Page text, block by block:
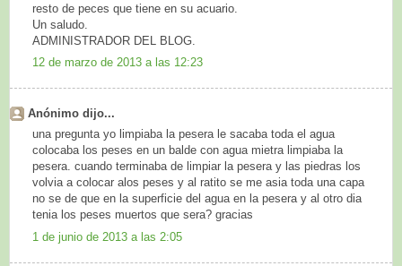
resto de peces que tiene en su acuario.
Un saludo.
ADMINISTRADOR DEL BLOG.
12 de marzo de 2013 a las 12:23
Anónimo dijo...
una pregunta yo limpiaba la pesera le sacaba toda el agua
colocaba los peses en un balde con agua mietra limpiaba la
pesera. cuando terminaba de limpiar la pesera y las piedras los
volvia a colocar alos peses y al ratito se me asia toda una capa
no se de que en la superficie del agua en la pesera y al otro dia
tenia los peses muertos que sera? gracias
1 de junio de 2013 a las 2:05